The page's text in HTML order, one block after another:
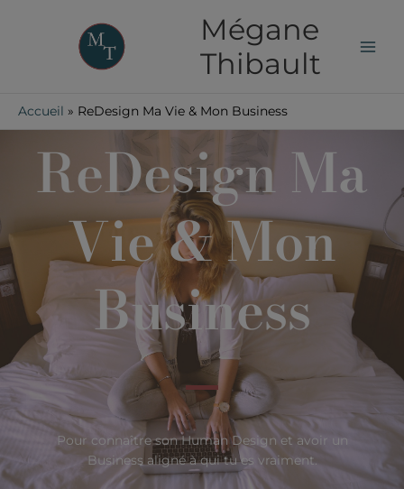
Mégane
Thibault
Accueil ReDesign Ma Vie & Mon Business
ReDesign Ma
Vie & Mon
Business
Pour connaître son Human Design et avoir un
Business aligné à qui tu es vraiment.